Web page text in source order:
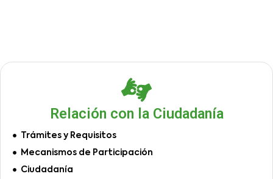
Relación con la Ciudadanía
Trámites y Requisitos
Mecanismos de Participación
Ciudadanía